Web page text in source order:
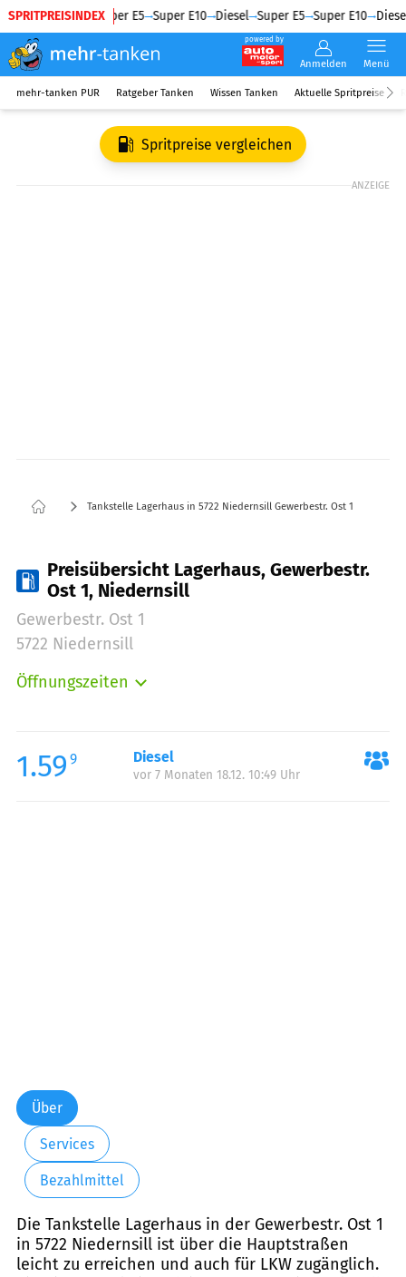
SPRITPREISINDEX
Diesel Super E5 Super E10 Diesel Super E5 Super E10 Diesel
powered by
Anmelden Menü
mehr-tanken PUR Ratgeber Tanken Wissen Tanken Aktuelle Spritpreise
Spritpreise vergleichen
ANZEIGE
Tankstelle Lagerhaus in 5722 Niedernsill Gewerbestr. Ost 1
Preisübersicht Lagerhaus, Gewerbestr.
Ost 1, Niedernsill
Gewerbestr. Ost 1
5722 Niedernsill
Öffnungszeiten
Mittwoch:
00:00-24:00
Donnerstag:
1.59 9 Diesel
vor 7 Monaten 18.12. 10:49 Uhr
Über
Services
Bezahlmittel
Die Tankstelle Lagerhaus in der Gewerbestr. Ost 1
in 5722 Niedernsill ist über die Hauptstraßen
leicht zu erreichen und auch für LKW zugänglich.